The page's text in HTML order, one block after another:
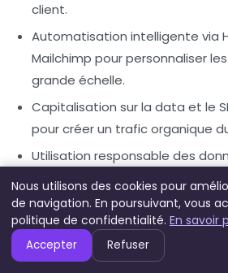
client.
Automatisation intelligente via
Mailchimp pour personnaliser
grande échelle.
Capitalisation sur la data et le
pour créer un trafic organique
Utilisation responsable des
avec Piwik PRO, pour assurer la
la confiance client.
Coordination multicanalvia
Marketing Cloud pour une
Nous utilisons des cookies pour
de navigation. En poursuivant, vous
politique de confidentialité. En savoir
Accepter Refuser